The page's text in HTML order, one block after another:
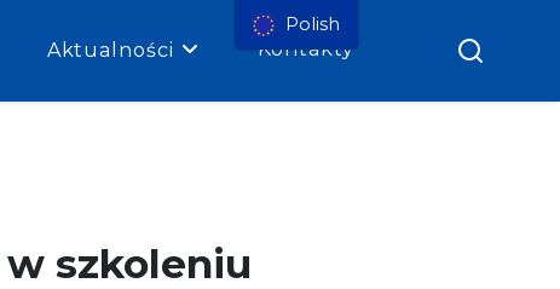
Aktualności Kontakty
w szkoleniu
Polish